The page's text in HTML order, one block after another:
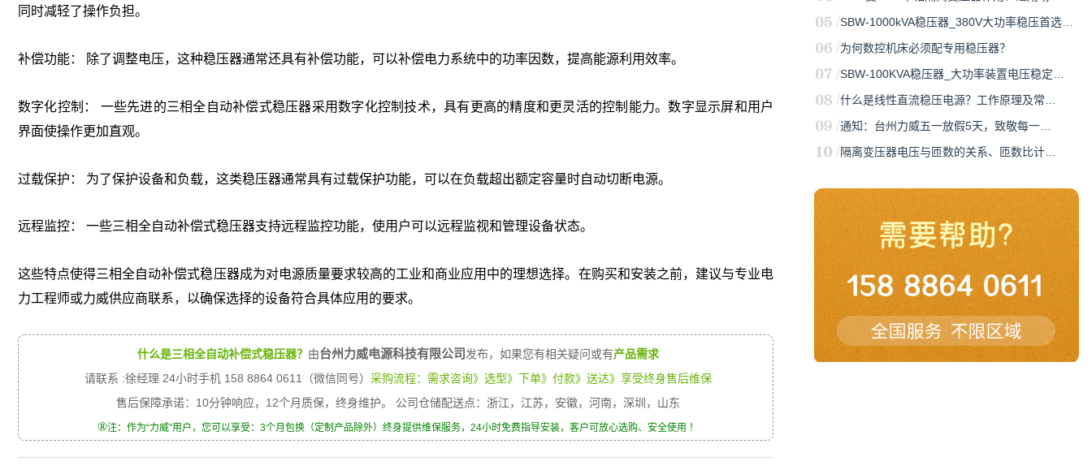
SBW-1000kVA稳压器_380V大功率稳压首选…
为何数控机床必须配专用稳压器？
SBW-100KVA稳压器_大功率装置电压稳定…
什么是线性直流稳压电源？工作原理及常…
通知：台州力威五一放假5天，致敬每一…
隔离变压器电压与匝数的关系、匝数比计…
同时减轻了操作负担。
补偿功能： 除了调整电压，这种稳压器通常还具有补偿功能，可以补偿电力系统中的功率因数，提高能源利用效率。
数字化控制： 一些先进的三相全自动补偿式稳压器采用数字化控制技术，具有更高的精度和更灵活的控制能力。数字显示屏和用户
界面使操作更加直观。
过载保护： 为了保护设备和负载，这类稳压器通常具有过载保护功能，可以在负载超出额定容量时自动切断电源。
远程监控： 一些三相全自动补偿式稳压器支持远程监控功能，使用户可以远程监视和管理设备状态。
这些特点使得三相全自动补偿式稳压器成为对电源质量要求较高的工业和商业应用中的理想选择。在购买和安装之前，建议与专业电
力工程师或力威供应商联系，以确保选择的设备符合具体应用的要求。
什么是三相全自动补偿式稳压器？ 由台州力威电源科技有限公司发布，如果您有相关疑问或有产品需求
请联系 :徐经理 24小时手机 158 8864 0611（微信同号） 采购流程：需求咨询》选型》下单》付款》送达》享受终身售后维保
售后保障承诺：10分钟响应，12个月质保，终身维护。 公司仓储配送点：浙江，江苏，安徽，河南，深圳，山东
®注：作为“力威”用户，您可以享受：3个月包换（定制产品除外）终身提供维保服务，24小时免费指导安装，客户可放心选购、安全使用 ！